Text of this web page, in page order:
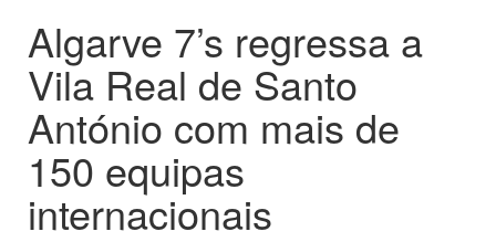
Algarve 7’s regressa a
Vila Real de Santo
António com mais de
150 equipas
internacionais